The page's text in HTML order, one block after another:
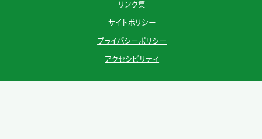
リンク集
サイトポリシー
プライバシーポリシー
アクセシビリティ